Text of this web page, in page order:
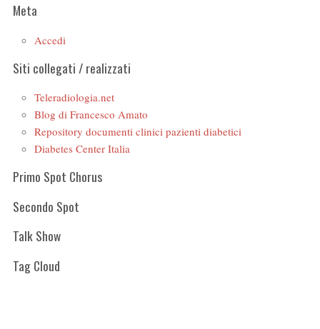
Meta
Accedi
Siti collegati / realizzati
Teleradiologia.net
Blog di Francesco Amato
Repository documenti clinici pazienti diabetici
Diabetes Center Italia
Primo Spot Chorus
Secondo Spot
Talk Show
Tag Cloud